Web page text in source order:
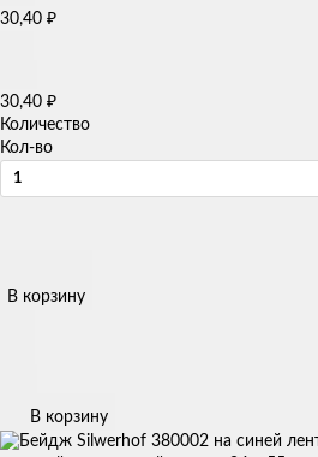
30,40 ₽
30,40 ₽
Количество
Кол-во
В корзину
В корзину